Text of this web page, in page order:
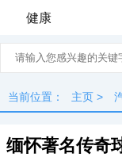
健康
当前位置： 主页 >
缅怀著名传奇